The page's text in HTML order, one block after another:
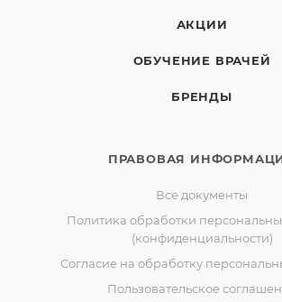
АКЦИИ
ОБУЧЕНИЕ ВРАЧЕЙ
БРЕНДЫ
ПРАВОВАЯ
Все документы
Политика обработки
(конфиденциальности)
Согласие на обработку
Пользовательское